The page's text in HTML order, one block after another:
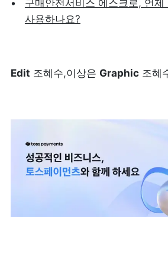
구매안전서비스 에스크로, 언제
사용하나요?
Edit 조혜수,이상은 Graphic 조혜